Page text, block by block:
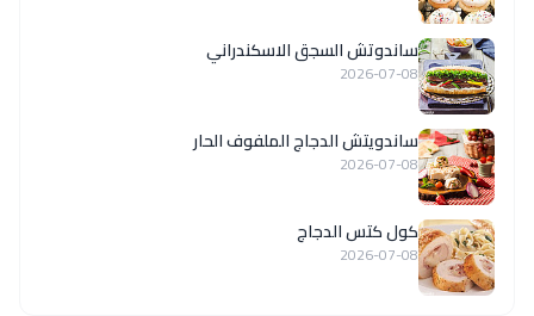
ساندوتش السجق الاسكندراني
2026-07-08
ساندويتش الدجاج الملفوف الحار
2026-07-08
كول كتس الدجاج
2026-07-08